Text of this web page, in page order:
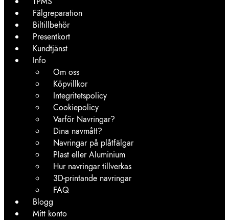
Fälgreparation
Biltillbehör
Presentkort
Kundtjänst
Info
Om oss
Köpvillkor
Integritetspolicy
Cookiepolicy
Varför Navringar?
Dina navmått?
Navringar på plåtfälgar
Plast eller Aluminium
Hur navringar tillverkas
3D-printande navringar
FAQ
Blogg
Mitt konto